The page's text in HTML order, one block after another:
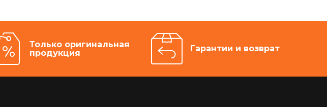
Только оригинальная
продукция
Гарантии и возврат